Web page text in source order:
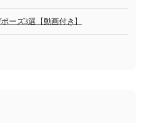
ーズ3選【動画付き】